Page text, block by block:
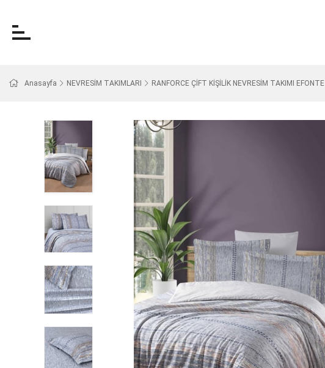
Anasayfa NEVRESİM TAKIMLARI RANFORCE ÇİFT KİŞİLİK NEVRESİM TAKIMI